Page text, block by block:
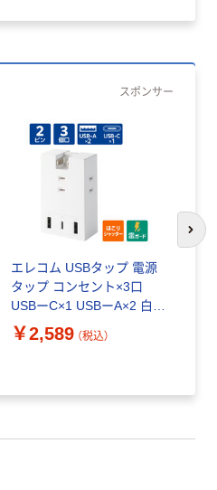
スポンサー
エレコム USBタップ 電源
タップ コンセント×3口
USBーC×1 USBーA×2 白
ECT-37-3A2CWH 1個
￥2,589 （税込）
次